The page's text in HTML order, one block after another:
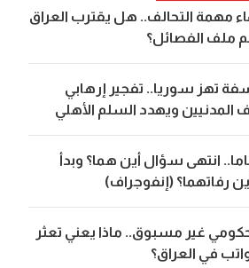
مهمة التحالف.. هل يقترب العراق
ملف الفصائل؟
تهز سوريا.. تفجير إرهابي
ويهدد السلم الأهلي
13 عاما.. انتهى سؤال أين هما؟ وبدأ
رفاتهما؟ (إنفوجراف)
غير مسبوق.. ماذا يعني تعثر
في العراق؟